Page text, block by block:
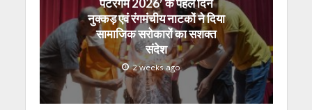
पटरंगम 2026′ के पहले दिन
नुक्कड़ एवं रंगमंचीय नाटकों ने दिया
सामाजिक सरोकारों का सशक्त
संदेश
2 weeks ago